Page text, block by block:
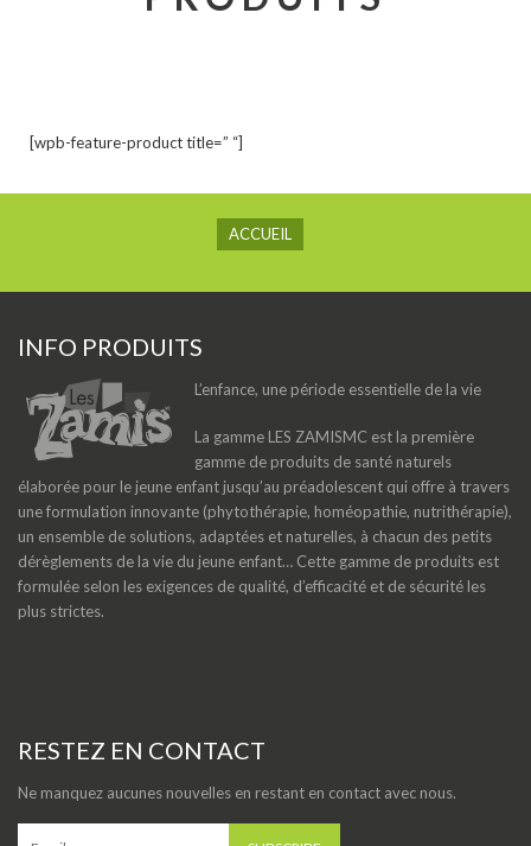
[wpb-feature-product title=” “]
ACCUEIL
INFO PRODUITS
L’enfance, une période essentielle de la vie
La gamme LES ZAMISMC est la première
gamme de produits de santé naturels
élaborée pour le jeune enfant jusqu’au préadolescent qui offre à travers
une formulation innovante (phytothérapie, homéopathie, nutrithérapie),
un ensemble de solutions, adaptées et naturelles, à chacun des petits
dérèglements de la vie du jeune enfant… Cette gamme de produits est
formulée selon les exigences de qualité, d’efficacité et de sécurité les
plus strictes.
RESTEZ EN CONTACT
Ne manquez aucunes nouvelles en restant en contact avec nous.